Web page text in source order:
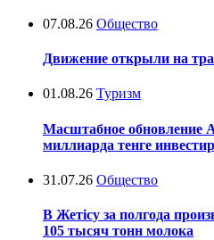
07.08.26 Общество
Движение открыли на
01.08.26 Туризм
Масштабное обновление
миллиарда тенге
31.07.26 Общество
В Жетісу за полгода
105 тысяч тонн молока